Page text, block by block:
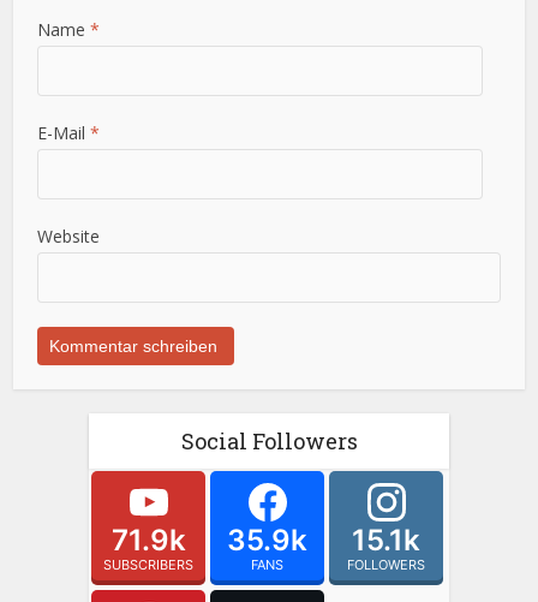
Name*
E-Mail*
Website
Social Followers
71.9k
SUBSCRIBERS
35.9k
FANS
15.1k
FOLLOWERS